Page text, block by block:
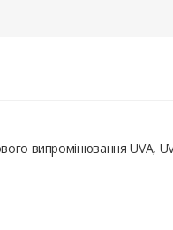
випромінювання UVA,